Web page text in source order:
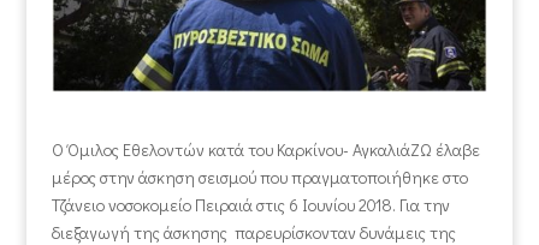
Ο Όμιλος Εθελοντών κατά του Καρκίνου- ΑγκαλιάΖΩ έλαβε
μέρος στην άσκηση σεισμού που πραγματοποιήθηκε στο
Τζάνειο νοσοκομείο Πειραιά στις 6 Ιουνίου 2018. Για την
διεξαγωγή της άσκησης παρευρίσκονταν δυνάμεις της